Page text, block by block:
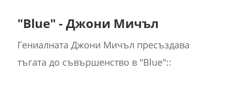
"Blue" - Джони Мичъл
Гениалната Джони Мичъл пресъздава
тъгата до съвършенство в "Blue"::